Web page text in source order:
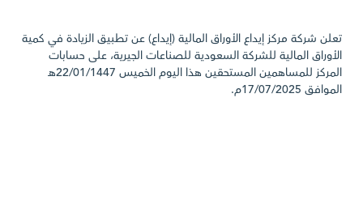
تعلن شركة مركز إيداع الأوراق المالية (إيداع) عن تطبيق الزيادة في كمية
الأوراق المالية للشركة السعودية للصناعات الجيرية، على حسابات
المركز للمساهمين المستحقين هذا اليوم الخميس 22/01/1447هـ
الموافق 17/07/2025م.